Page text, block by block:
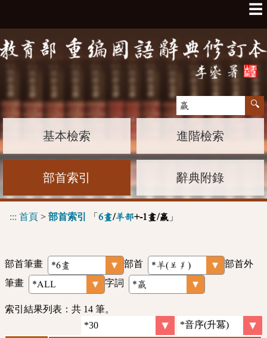
☰
基本檢索 進階檢索
部首索引 辭典附錄
::: 首頁 > 部首索引 「 6畫/羊部+-1畫/羸 」
部首筆畫 部首
部首外
筆畫
字詞
索引結果列表：共 14 筆。